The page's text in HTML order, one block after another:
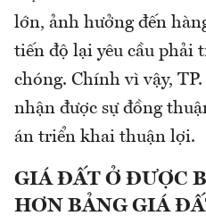
lớn, ảnh hưởng đến
tiến độ lại yêu cầu phải
chóng. Chính vì vậy,
nhận được sự đồng
án triển khai thuận lợi.
GIÁ ĐẤT Ở ĐƯỢC
HƠN BẢNG GIÁ